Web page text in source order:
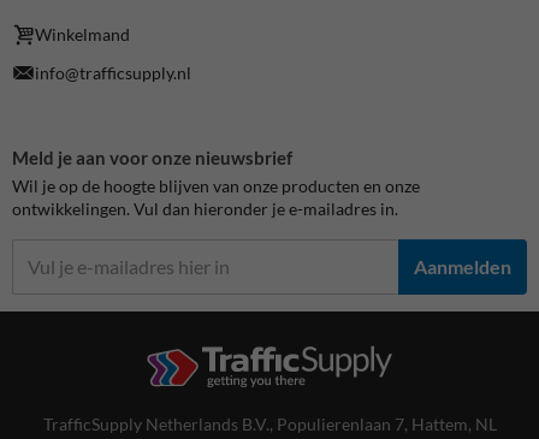
Winkelmand
info@trafficsupply.nl
Meld je aan voor onze nieuwsbrief
Wil je op de hoogte blijven van onze producten en onze
ontwikkelingen. Vul dan hieronder je e-mailadres in.
Aanmelden
TrafficSupply Netherlands B.V., Populierenlaan 7, Hattem, NL